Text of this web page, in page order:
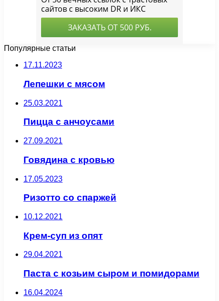
Популярные статьи
17.11.2023
Лепешки с мясом
25.03.2021
Пицца с анчоусами
27.09.2021
Говядина с кровью
17.05.2023
Ризотто со спаржей
10.12.2021
Крем-суп из опят
29.04.2021
Паста с козьим сыром и помидорами
16.04.2024